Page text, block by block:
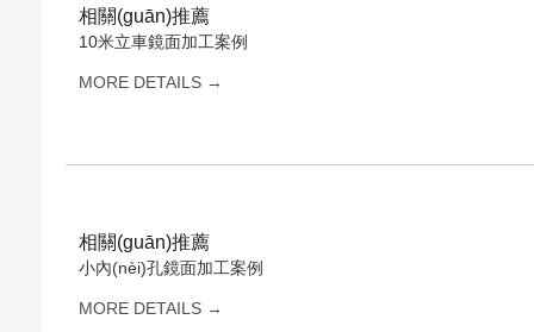
相關(guān)推薦
10米立車鏡面加工案例
MORE DETAILS →
相關(guān)推薦
小內(nèi)孔鏡面加工案例
MORE DETAILS →